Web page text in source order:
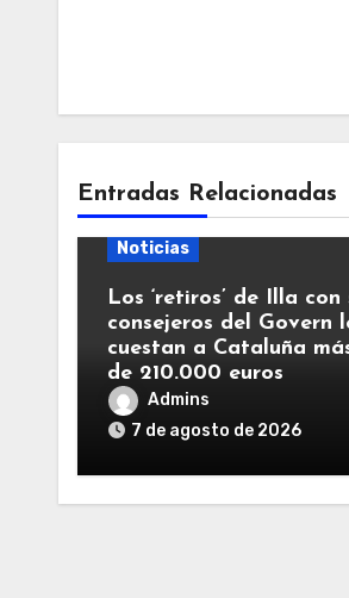
Entradas Relacionadas
Noticias
Los ‘retiros’ de Illa con
consejeros del Govern
cuestan a Cataluña
de 210.000 euros
Admins
7 de agosto de 2026